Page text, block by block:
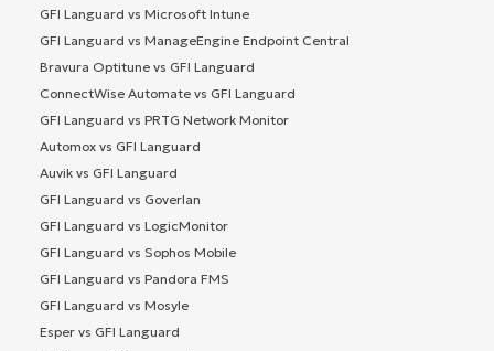
GFI Languard vs Microsoft Intune
GFI Languard vs ManageEngine Endpoint Central
Bravura Optitune vs GFI Languard
ConnectWise Automate vs GFI Languard
GFI Languard vs PRTG Network Monitor
Automox vs GFI Languard
Auvik vs GFI Languard
GFI Languard vs Goverlan
GFI Languard vs LogicMonitor
GFI Languard vs Sophos Mobile
GFI Languard vs Pandora FMS
GFI Languard vs Mosyle
Esper vs GFI Languard